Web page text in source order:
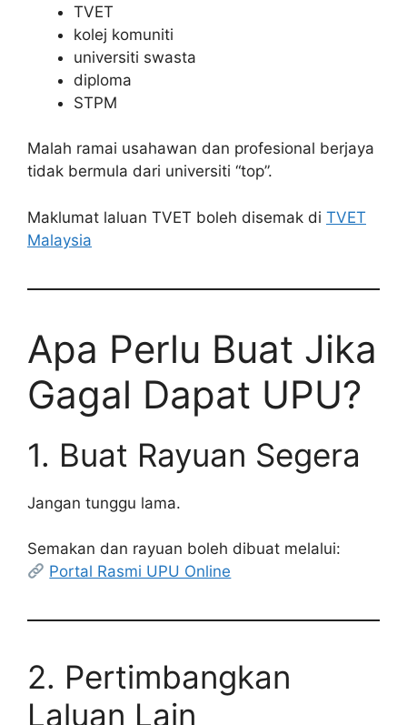
TVET
kolej komuniti
universiti swasta
diploma
STPM
Malah ramai usahawan dan profesional berjaya
tidak bermula dari universiti “top”.
Maklumat laluan TVET boleh disemak di TVET
Malaysia
Apa Perlu Buat Jika
Gagal Dapat UPU?
1. Buat Rayuan Segera
Jangan tunggu lama.
Semakan dan rayuan boleh dibuat melalui:
Portal Rasmi UPU Online
2. Pertimbangkan
Laluan Lain